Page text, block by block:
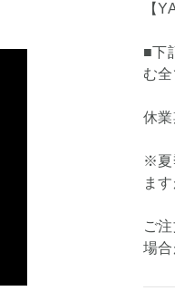
【
■下
む
休
※夏
ます
ご
場合